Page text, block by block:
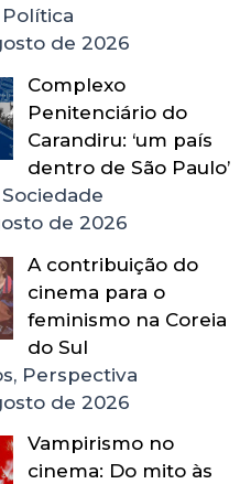
de 2026
Complexo
Penitenciário do
Carandiru: ‘um país
dentro de São Paulo’
de 2026
A contribuição do
cinema para o
feminismo na Coreia
do Sul
Perspectiva
de 2026
Vampirismo no
cinema: Do mito às